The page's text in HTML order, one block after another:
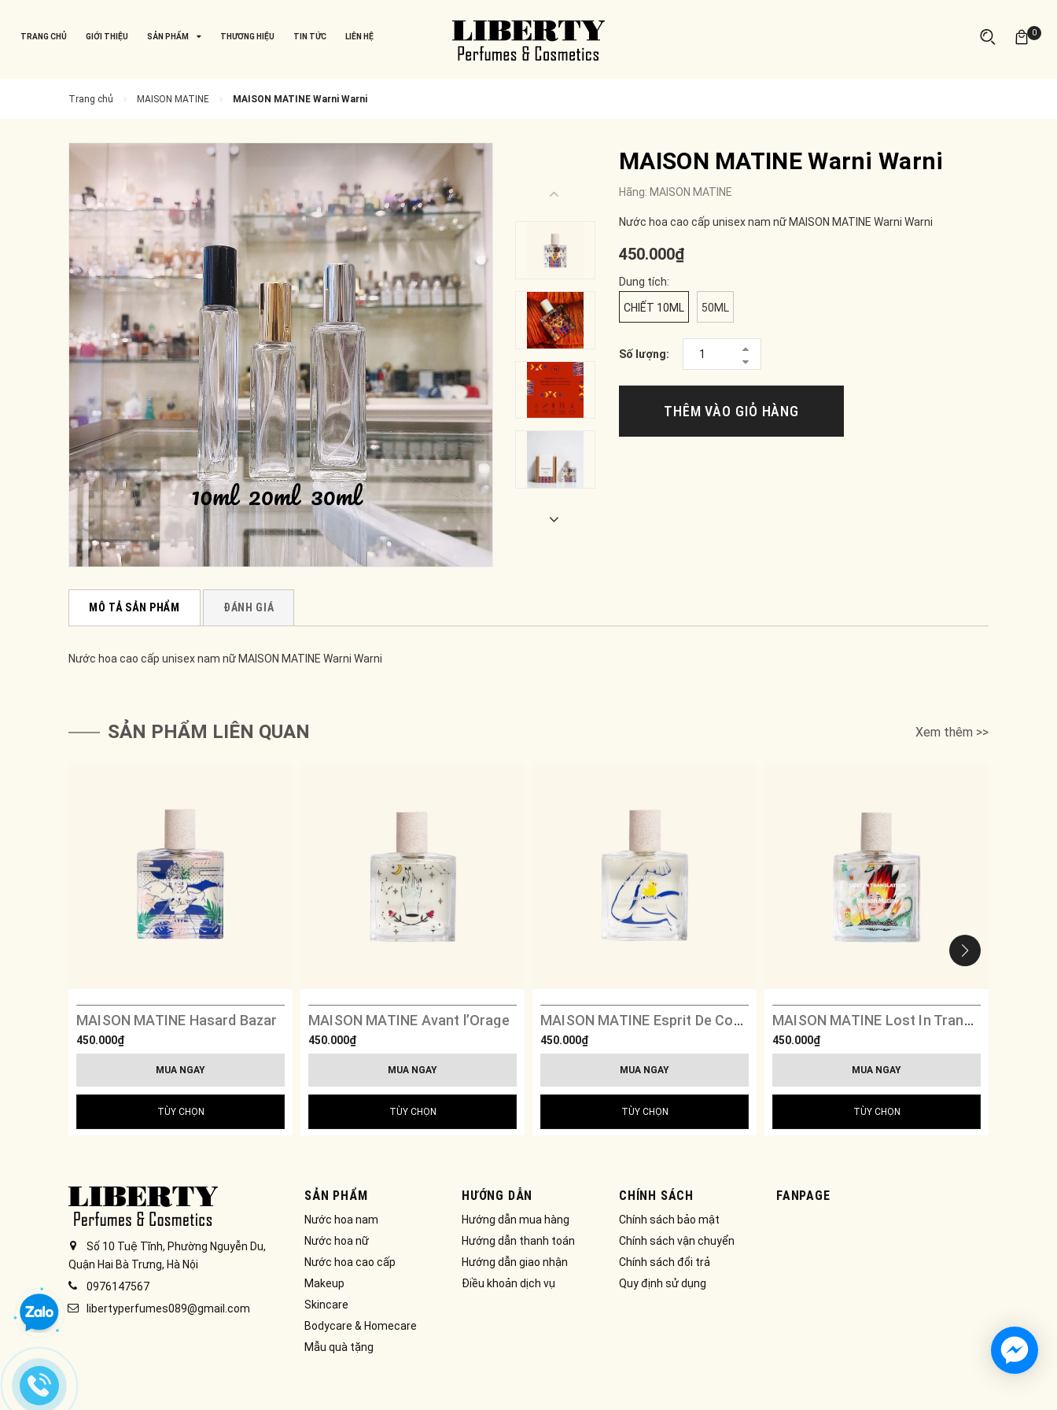
TRANG CHỦ GIỚI THIỆU SẢN PHẨM THƯƠNG HIỆU TIN TỨC LIÊN HỆ 0
Trang chủ MAISON MATINE MAISON MATINE Warni Warni
MAISON MATINE Warni Warni
Hãng: MAISON MATINE
Nước hoa cao cấp unisex nam nữ MAISON MATINE Warni Warni
450.000₫
Dung tích:
CHIẾT 10ML 50ML
Số lượng:
THÊM VÀO GIỎ HÀNG
MÔ TẢ SẢN PHẨM ĐÁNH GIÁ
Nước hoa cao cấp unisex nam nữ MAISON MATINE Warni Warni
SẢN PHẨM LIÊN QUAN Xem thêm >>
MAISON MATINE Hasard Bazar
450.000₫
MUA NGAY
TÙY CHỌN
MAISON MATINE Avant l’Orage
450.000₫
MUA NGAY
TÙY CHỌN
MAISON MATINE Esprit De Contradiction
450.000₫
MUA NGAY
TÙY CHỌN
MAISON MATINE Lost In Translation
450.000₫
MUA NGAY
TÙY CHỌN
Số 10 Tuệ Tĩnh, Phường Nguyễn Du,
Quận Hai Bà Trưng, Hà Nội
0976147567
libertyperfumes089@gmail.com
SẢN PHẨM
Nước hoa nam
Nước hoa nữ
Nước hoa cao cấp
Makeup
Skincare
Bodycare & Homecare
Mẫu quà tặng
HƯỚNG DẪN
Hướng dẫn mua hàng
Hướng dẫn thanh toán
Hướng dẫn giao nhận
Điều khoản dịch vụ
CHÍNH SÁCH
Chính sách bảo mật
Chính sách vận chuyển
Chính sách đổi trả
Quy định sử dụng
FANPAGE